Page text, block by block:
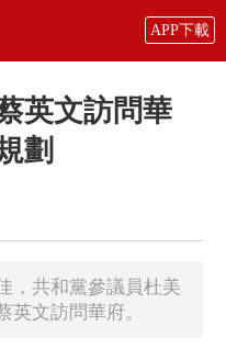
APP下載
英文訪問華
劃
，共和黨參議員杜美
英文訪問華府。